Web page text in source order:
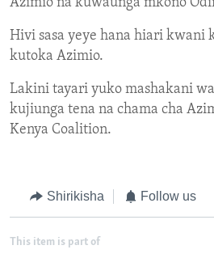
Azimio na kuwaunga mkono
Hivi sasa yeye hana hiari kwani
kutoka Azimio.
Lakini tayari yuko mashakani
kujiunga tena na chama cha
Kenya Coalition.
Shirikisha Follow us
This item is part of